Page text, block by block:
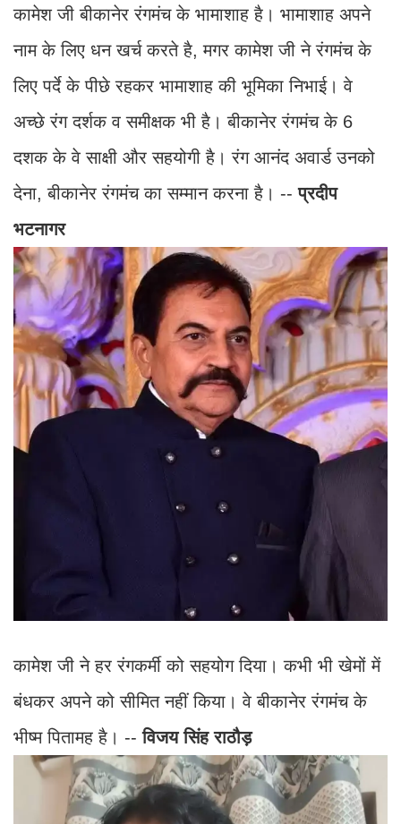
कामेश जी बीकानेर रंगमंच के भामाशाह है। भामाशाह अपने
नाम के लिए धन खर्च करते है, मगर कामेश जी ने रंगमंच के
लिए पर्दे के पीछे रहकर भामाशाह की भूमिका निभाई। वे
अच्छे रंग दर्शक व समीक्षक भी है। बीकानेर रंगमंच के 6
दशक के वे साक्षी और सहयोगी है। रंग आनंद अवार्ड उनको
देना, बीकानेर रंगमंच का सम्मान करना है। --प्रदीप
भटनागर
कामेश जी ने हर रंगकर्मी को सहयोग दिया। कभी भी खेमों में
बंधकर अपने को सीमित नहीं किया। वे बीकानेर रंगमंच के
भीष्म पितामह है। --विजय सिंह राठौड़